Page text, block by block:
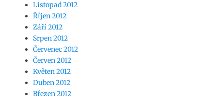
Listopad 2012
Říjen 2012
Září 2012
Srpen 2012
Červenec 2012
Červen 2012
Květen 2012
Duben 2012
Březen 2012